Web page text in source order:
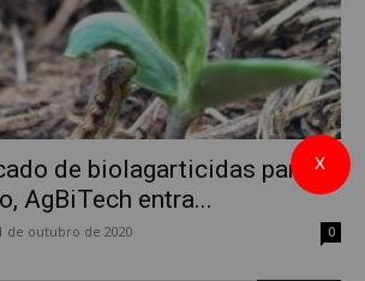
de biolagarticidas para
AgBiTech entra...
de outubro de 2020 0
X